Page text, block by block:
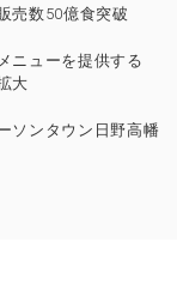
売数50億食突破
ニューを提供する
大
ソンタウン日野高幡